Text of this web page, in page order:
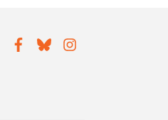
FacebookBlueskyInstagram